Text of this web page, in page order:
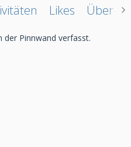
Likes Über
der Pinnwand verfasst.